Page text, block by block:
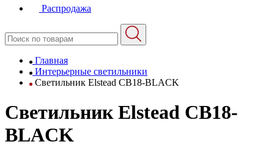
Распродажа
Главная
Интерьерные светильники
Светильник Elstead CB18-BLACK
Светильник Elstead CB18-
BLACK